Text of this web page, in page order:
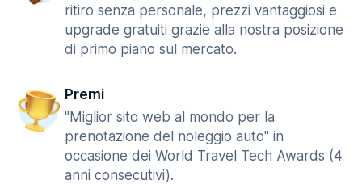
ritiro senza personale, prezzi vantaggiosi e
upgrade gratuiti grazie alla nostra posizione
di primo piano sul mercato.
Premi
"Miglior sito web al mondo per la
prenotazione del noleggio auto" in
occasione dei World Travel Tech Awards (4
anni consecutivi).